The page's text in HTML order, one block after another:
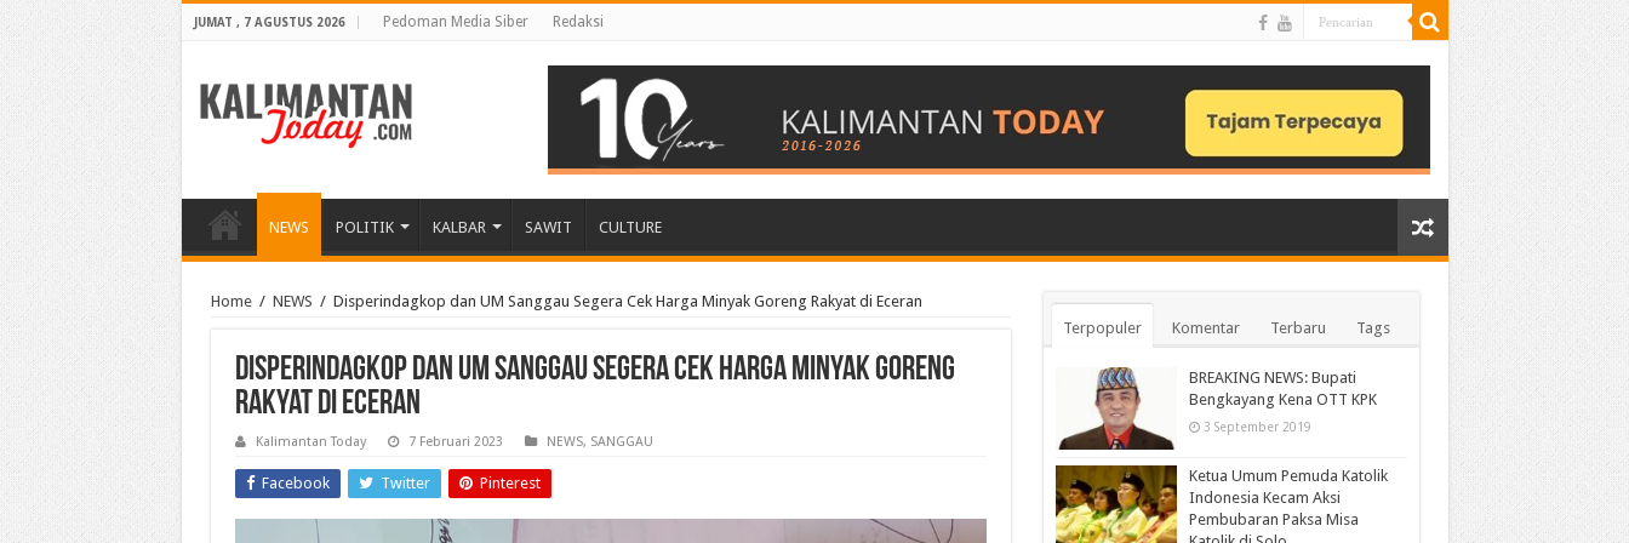
JUMAT , 7 AGUSTUS 2026 Pedoman Media Siber Redaksi
NEWS POLITIK KALBAR SAWIT CULTURE
Home / NEWS / Disperindagkop dan UM Sanggau Segera Cek Harga Minyak Goreng Rakyat di Eceran
Disperindagkop dan UM Sanggau Segera Cek Harga Minyak Goreng
Rakyat di Eceran
Kalimantan Today 7 Februari 2023 NEWS, SANGGAU
Facebook Twitter Pinterest
Terpopuler Komentar Terbaru Tags
BREAKING NEWS: Bupati
Bengkayang Kena OTT KPK
3 September 2019
Ketua Umum Pemuda Katolik
Indonesia Kecam Aksi
Pembubaran Paksa Misa